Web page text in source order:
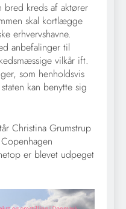
bred kreds af aktører
skal kortlægge
erhvervshavne.
anbefalinger til
vilkår ift.
som henholdsvis
kan benytte sig
Christina Grumstrup
er blevet udpeget